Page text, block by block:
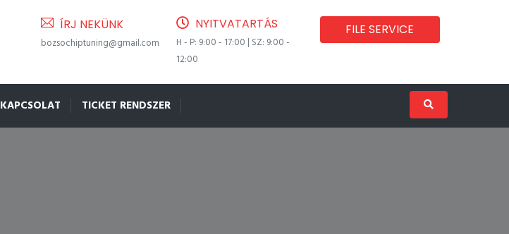
ÍRJ NEKÜNK
bozsochiptuning@gmail.com
NYITVATARTÁS
H - P: 9:00 - 17:00 | SZ: 9:00 -
12:00
FILE SERVICE
KAPCSOLAT TICKET RENDSZER